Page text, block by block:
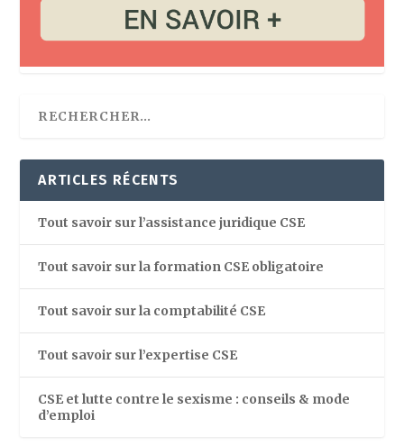
ARTICLES RÉCENTS
Tout savoir sur l’assistance juridique CSE
Tout savoir sur la formation CSE obligatoire
Tout savoir sur la comptabilité CSE
Tout savoir sur l’expertise CSE
CSE et lutte contre le sexisme : conseils & mode
d’emploi